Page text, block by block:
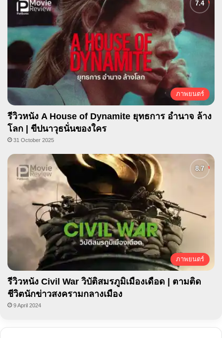
ภาพยนตร์
รีวิวหนัง A House of Dynamite ยุทธการ อำนาจ ล้าง
โลก | ขีปนาวุธนั่นของใคร
31 October 2025
ภาพยนตร์
รีวิวหนัง Civil War วิบัติสมรภูมิเมืองเดือด | ตามติด
ชีวิตนักข่าวสงครามกลางเมือง
9 April 2024